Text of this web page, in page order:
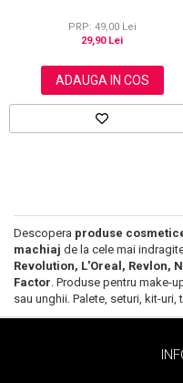
PRP: 49,00 Lei
29,90 Lei
ADAUGA IN COS
Descopera produse
machiaj de la cele mai
Revolution, L'Oreal, Revlon,
Factor. Produse pentru make-
sau unghii. Palete, seturi, kit-